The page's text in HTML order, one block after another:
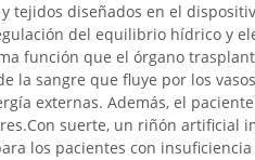
tejidos diseñados en el
del equilibrio hídrico y
función que el órgano
la sangre que fluye por los
externas. Además, el
suerte, un riñón artificial
los pacientes con